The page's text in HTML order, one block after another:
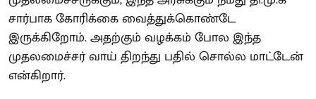
சார்பாக கோரிக்கை வைத்துக்கொண்டே
இருக்கிறோம். அதற்கும் வழக்கம் போல இந்த
முதலமைச்சர் வாய் திறந்து பதில் சொல்ல மாட்டேன்
என்கிறார்.